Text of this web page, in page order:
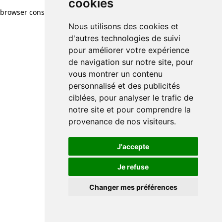
cookies
Nous utilisons des cookies et
d'autres technologies de suivi
pour améliorer votre expérience
de navigation sur notre site, pour
vous montrer un contenu
personnalisé et des publicités
ciblées, pour analyser le trafic de
notre site et pour comprendre la
provenance de nos visiteurs.
J'accepte
Je refuse
Changer mes préférences
browser console for more information)